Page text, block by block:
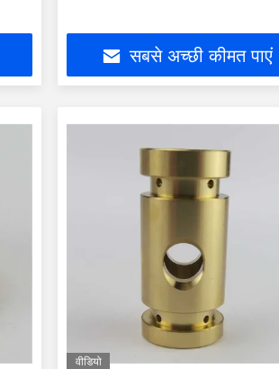
सबसे अच्छी कीमत पाएं
वीडियो